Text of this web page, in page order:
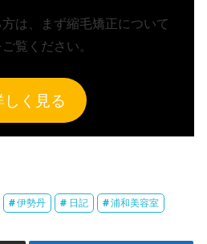
は、まず縮毛矯正について
覧ください。
しく見る
伊勢丹 日記 浦和美容室